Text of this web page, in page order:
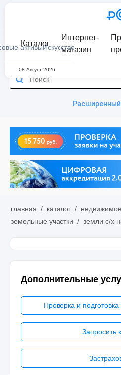
активыИскусство
Каталог
Интернет-
магазин
08 Август 2026
главная / каталог /
земельные участки / земли с/х
Дополнительные
Проверка и подготовка
Запросить